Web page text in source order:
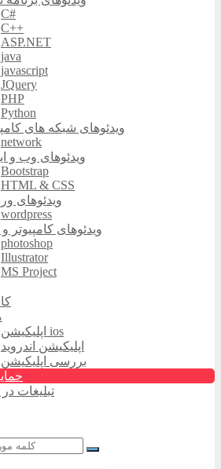
C#
C++
ASP.NET
java
javascript
JQuery
PHP
Python
ویدئوهای شبکه های
network
ویدئوهای وب و
Bootstrap
HTML & CSS
ویدئوهای
wordpress
ویدئوهای کامپیوتر
photoshop
Illustrator
MS Project
اپلیکیشن ios
اپلیکیشن اندروید
بررسی اپلیکیشن
تبلیغات